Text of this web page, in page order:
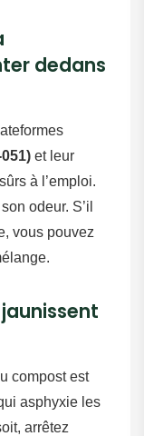
dedans
et leur
à l’emploi.
odeur. S’il
vous pouvez
compost est
asphyxie les
arrêtez